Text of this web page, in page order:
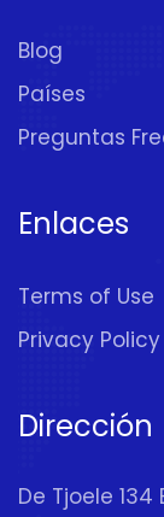
Blog
Países
Preguntas
Enlaces
Terms of Use
Privacy Policy
Dirección
De Tjoele